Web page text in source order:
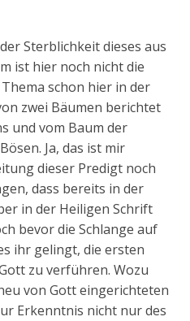
Sterblichkeit dieses aus
ist hier noch nicht die
schon hier in der
zwei Bäumen berichtet
und vom Baum der
Ja, das ist mir
dieser Predigt noch
dass bereits in der
in der Heiligen Schrift
bevor die Schlange auf
ihr gelingt, die ersten
zu verführen. Wozu
von Gott eingerichteten
Erkenntnis nicht nur des